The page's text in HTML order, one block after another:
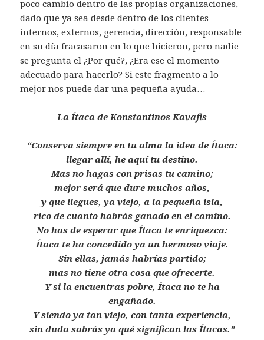
poco cambio dentro de las propias organizaciones,
dado que ya sea desde dentro de los clientes
internos, externos, gerencia, dirección, responsable
en su día fracasaron en lo que hicieron, pero nadie
se pregunta el ¿Por qué?, ¿Era ese el momento
adecuado para hacerlo? Si este fragmento a lo
mejor nos puede dar una pequeña ayuda…
La Ítaca de Konstantinos Kavafis
“Conserva siempre en tu alma la idea de Ítaca:
llegar allí, he aquí tu destino.
Mas no hagas con prisas tu camino;
mejor será que dure muchos años,
y que llegues, ya viejo, a la pequeña isla,
rico de cuanto habrás ganado en el camino.
No has de esperar que Ítaca te enriquezca:
Ítaca te ha concedido ya un hermoso viaje.
Sin ellas, jamás habrías partido;
mas no tiene otra cosa que ofrecerte.
Y si la encuentras pobre, Ítaca no te ha
engañado.
Y siendo ya tan viejo, con tanta experiencia,
sin duda sabrás ya qué significan las Ítacas.”